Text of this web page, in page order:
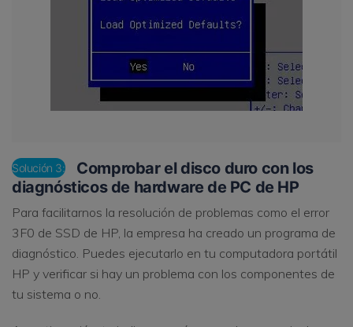
Solución 3:
Comprobar el disco duro con los
diagnósticos de hardware de PC de HP
Para facilitarnos la resolución de problemas como el error
3F0 de SSD de HP, la empresa ha creado un programa de
diagnóstico. Puedes ejecutarlo en tu computadora portátil
HP y verificar si hay un problema con los componentes de
tu sistema o no.